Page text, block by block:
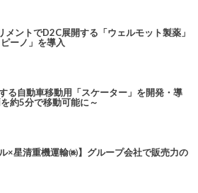
メントでD2C展開する「ウェルモット製薬」
ーノ」を導入
る自動車移動用「スケーター」を開発・導
約5分で移動可能に～
×星清重機運輸㈱】グループ会社で販売力の